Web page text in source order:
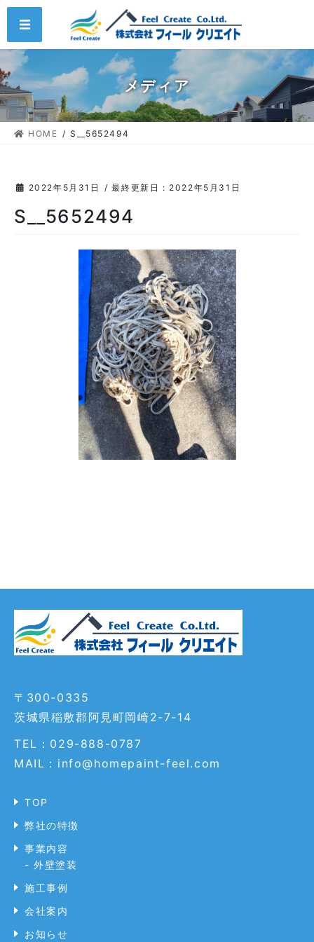
コ
テ
ツ
に
移
動
ナ
ゲ
シ
ョ
ン
に
メディア
HOME S__5652494
2022年5月31日 / 最終更新日 : 2022年5月31日
S__5652494
〒300-0335
茨城県稲敷郡阿見町岡崎2-7-14
TEL：029-888-0787
MAIL：info@homepaint-feel.com
TOP
弊社の特徴
事業内容
- 外壁塗装
施工事例
会社案内
お知らせ